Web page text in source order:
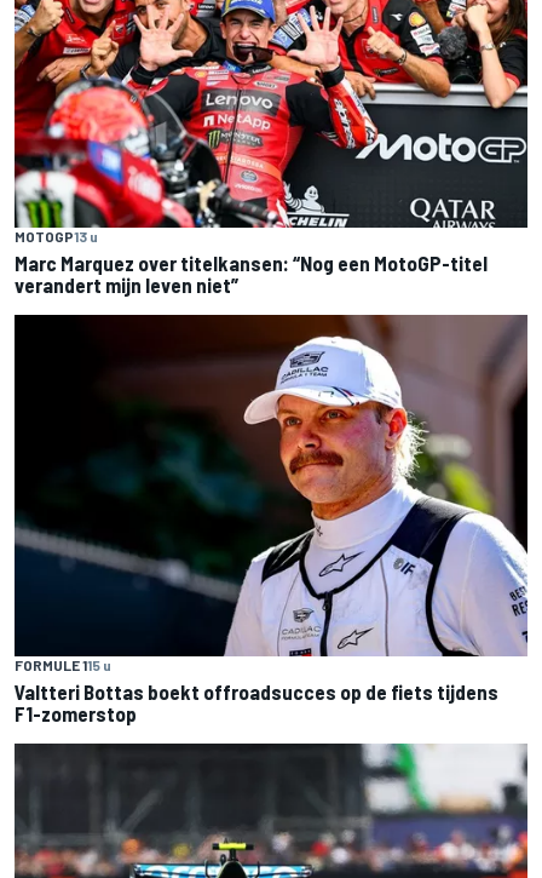
MOTOGP13 u
Marc Marquez over titelkansen: “Nog een MotoGP-titel
verandert mijn leven niet”
FORMULE 115 u
Valtteri Bottas boekt offroadsucces op de fiets tijdens
F1-zomerstop